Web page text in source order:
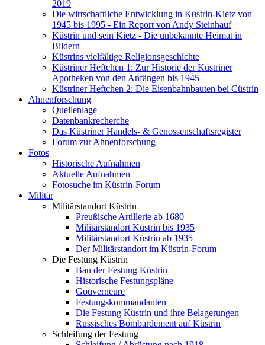
2019
Die wirtschaftliche Entwicklung in Küstrin-Kietz von
1945 bis 1995 - Ein Report von Andy Steinhauf
Küstrin und sein Kietz - Die unbekannte Heimat in
Bildern
Küstrins vielfältige Religionsgeschichte
Küstriner Heftchen 1: Zur Historie der Küstriner
Apotheken von den Anfängen bis 1945
Küstriner Heftchen 2: Die Eisenbahnbauten bei Cüstrin
Ahnenforschung
Quellenlage
Datenbankrecherche
Das Küstriner Handels- & Genossenschaftsregister
Forum zur Ahnenforschung
Fotos
Historische Aufnahmen
Aktuelle Aufnahmen
Fotosuche im Küstrin-Forum
Militär
Militärstandort Küstrin
Preußische Artillerie ab 1680
Militärstandort Küstrin bis 1935
Militärstandort Küstrin ab 1935
Der Militärstandort im Küstrin-Forum
Die Festung Küstrin
Bau der Festung Küstrin
Historische Festungspläne
Gouverneure
Festungskommandanten
Die Festung Küstrin und ihre Belagerungen
Russisches Bombardement auf Küstrin
Schleifung der Festung